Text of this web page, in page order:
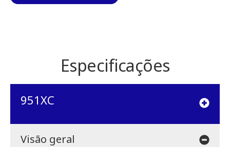
Especificações
951XC
Visão geral